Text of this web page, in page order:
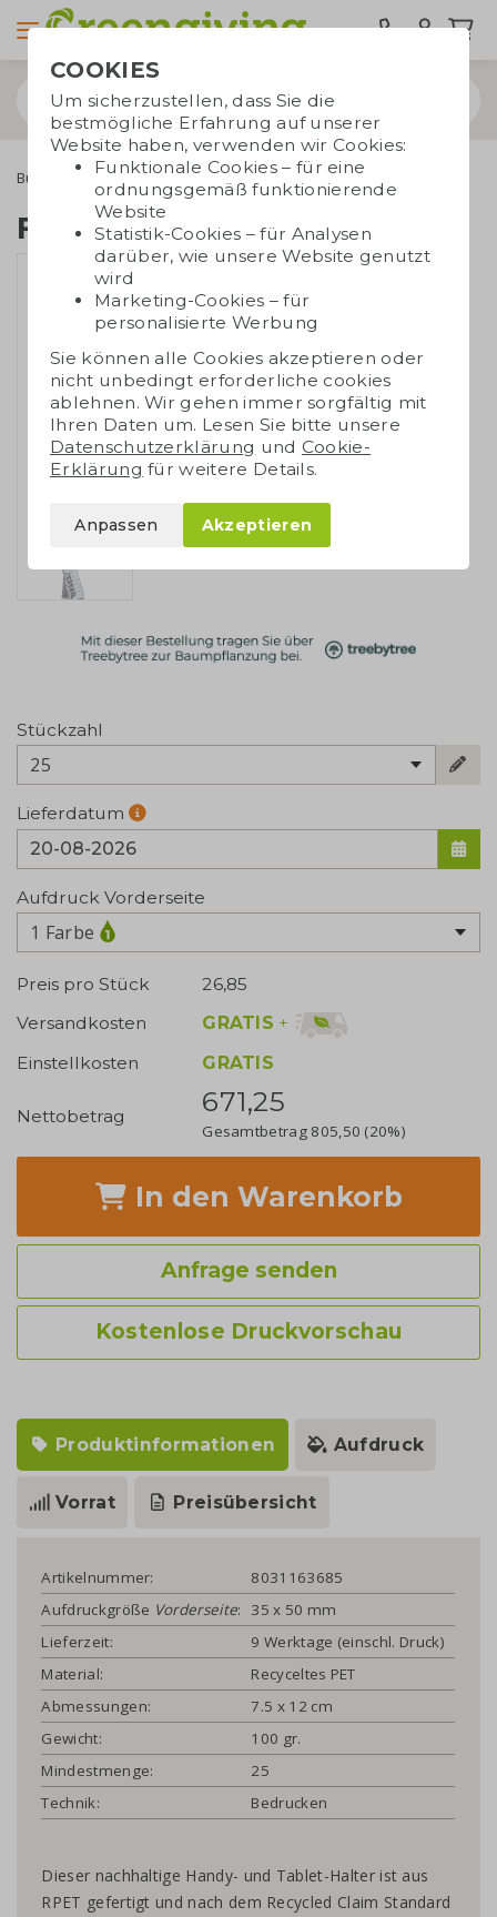
Bürobedarf Ladegeräte Faltbarer Ladeständer
Faltbarer Ladeständer
Stückzahl
25
Lieferdatum
Aufdruck Vorderseite
1 Farbe
Preis pro Stück
26,85
Versandkosten
GRATIS +
Einstellkosten
GRATIS
Nettobetrag 671,25
Gesamtbetrag 805,50 (20%)
In den Warenkorb
Anfrage senden
Kostenlose Druckvorschau
Produktinformationen Aufdruck
Vorrat Preisübersicht
Artikelnummer:
8031163685
Aufdruckgröße Vorderseite:
35 x 50 mm
Lieferzeit:
9 Werktage (einschl. Druck)
Material:
Recyceltes PET
Abmessungen:
7.5 x 12 cm
Gewicht:
100 gr.
Mindestmenge:
25
Technik:
Bedrucken
Dieser nachhaltige Handy- und Tablet-Halter ist aus
RPET gefertigt und nach dem Recycled Claim Standard
COOKIES
Um sicherzustellen, dass Sie die
bestmögliche Erfahrung auf unserer
Website haben, verwenden wir Cookies:
Funktionale Cookies – für eine
ordnungsgemäß funktionierende
Website
Statistik-Cookies – für Analysen
darüber, wie unsere Website genutzt
wird
Marketing-Cookies – für
personalisierte Werbung
Sie können alle Cookies akzeptieren oder
nicht unbedingt erforderliche cookies
ablehnen. Wir gehen immer sorgfältig mit
Ihren Daten um. Lesen Sie bitte unsere
Datenschutzerklärung und Cookie-
Erklärung für weitere Details.
Anpassen Akzeptieren